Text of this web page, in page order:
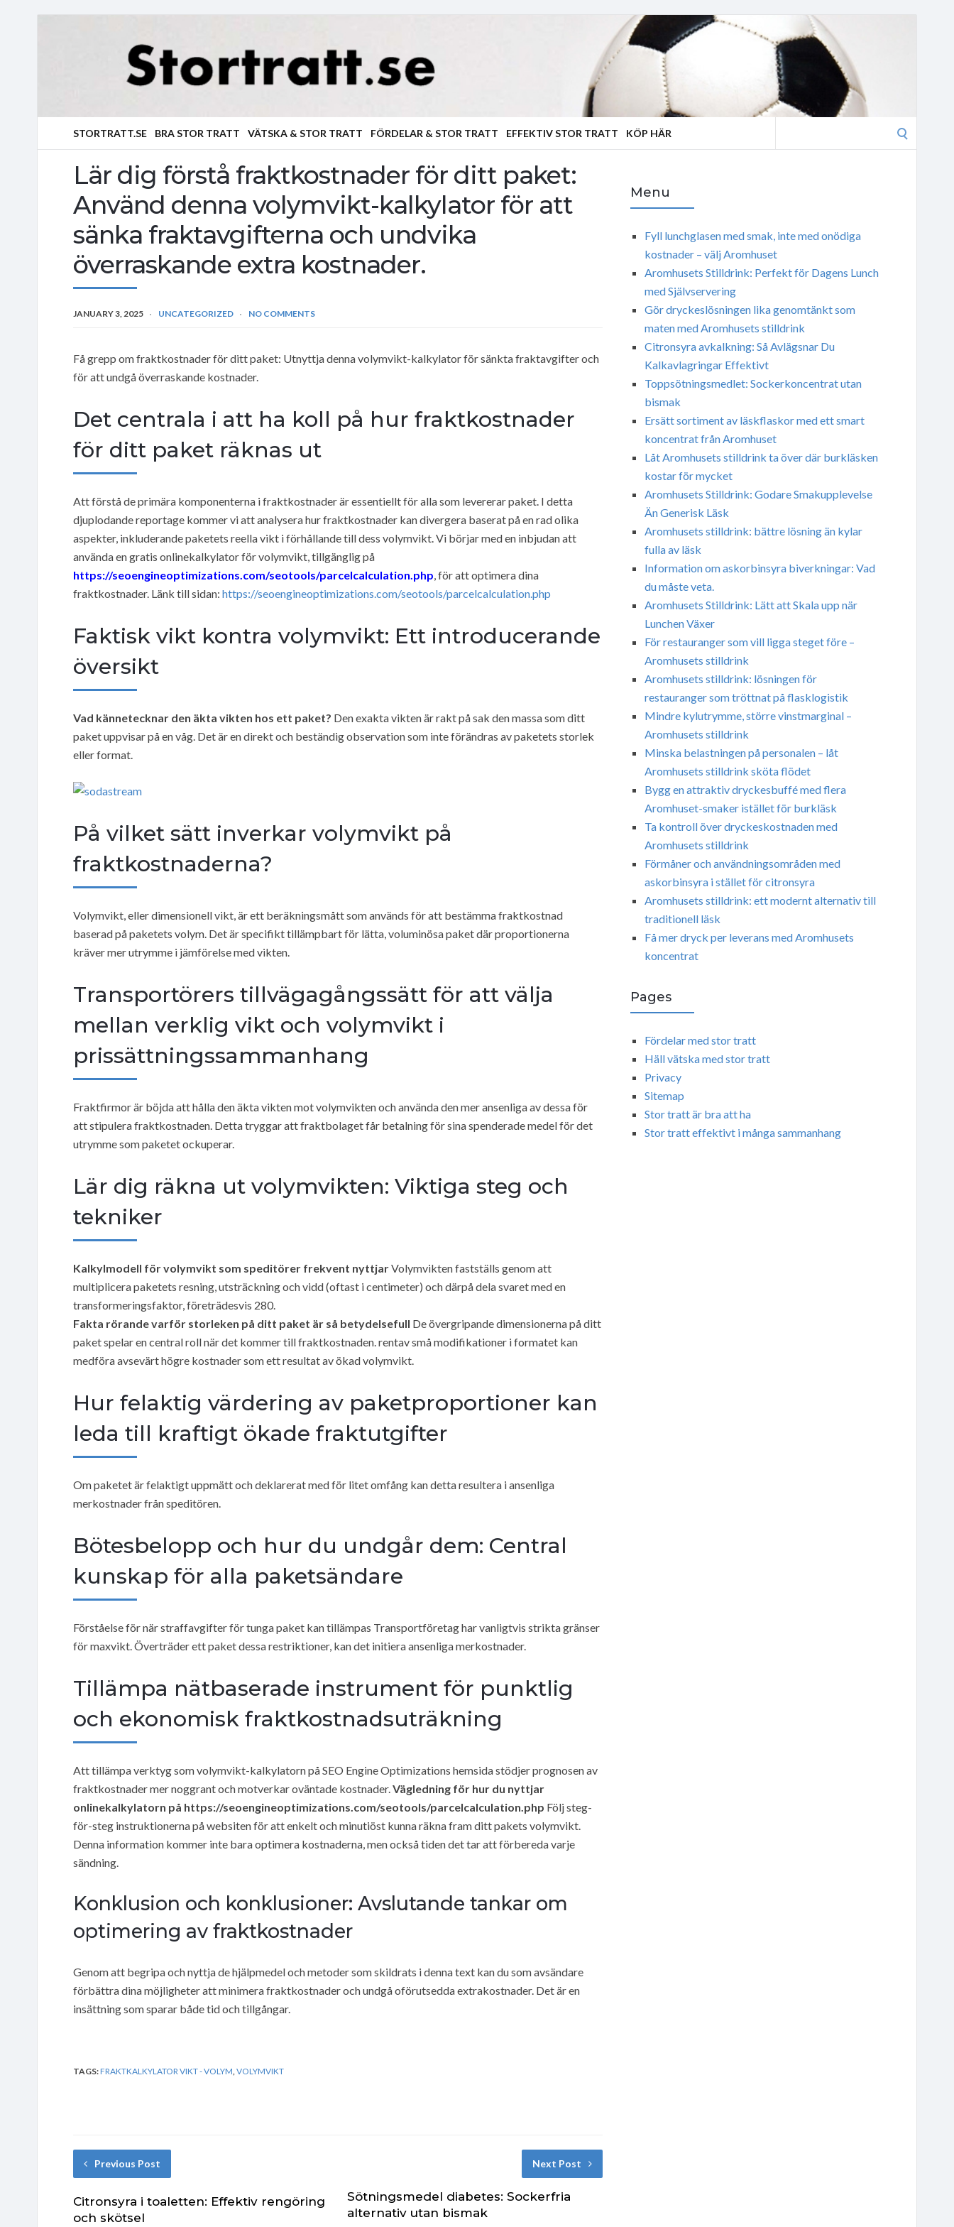
STORTRATT.SE BRA STOR TRATT VÄTSKA & STOR TRATT FÖRDELAR & STOR TRATT EFFEKTIV STOR TRATT KÖP HÄR
Lär dig förstå fraktkostnader för ditt paket:
Använd denna volymvikt-kalkylator för att
sänka fraktavgifterna och undvika
överraskande extra kostnader.
JANUARY 3, 2025 UNCATEGORIZED NO COMMENTS
Få grepp om fraktkostnader för ditt paket: Utnyttja denna volymvikt-kalkylator för sänkta fraktavgifter och
för att undgå överraskande kostnader.
Det centrala i att ha koll på hur fraktkostnader
för ditt paket räknas ut
Att förstå de primära komponenterna i fraktkostnader är essentiellt för alla som levererar paket. I detta
djuplodande reportage kommer vi att analysera hur fraktkostnader kan divergera baserat på en rad olika
aspekter, inkluderande paketets reella vikt i förhållande till dess volymvikt. Vi börjar med en inbjudan att
använda en gratis onlinekalkylator för volymvikt, tillgänglig på
https://seoengineoptimizations.com/seotools/parcelcalculation.php, för att optimera dina
fraktkostnader. Länk till sidan: https://seoengineoptimizations.com/seotools/parcelcalculation.php
Faktisk vikt kontra volymvikt: Ett introducerande
översikt
Vad kännetecknar den äkta vikten hos ett paket? Den exakta vikten är rakt på sak den massa som ditt
paket uppvisar på en våg. Det är en direkt och beständig observation som inte förändras av paketets storlek
eller format.
På vilket sätt inverkar volymvikt på
fraktkostnaderna?
Volymvikt, eller dimensionell vikt, är ett beräkningsmått som används för att bestämma fraktkostnad
baserad på paketets volym. Det är specifikt tillämpbart för lätta, voluminösa paket där proportionerna
kräver mer utrymme i jämförelse med vikten.
Transportörers tillvägagångssätt för att välja
mellan verklig vikt och volymvikt i
prissättningssammanhang
Fraktfirmor är böjda att hålla den äkta vikten mot volymvikten och använda den mer ansenliga av dessa för
att stipulera fraktkostnaden. Detta tryggar att fraktbolaget får betalning för sina spenderade medel för det
utrymme som paketet ockuperar.
Lär dig räkna ut volymvikten: Viktiga steg och
tekniker
Kalkylmodell för volymvikt som speditörer frekvent nyttjarVolymvikten fastställs genom att
multiplicera paketets resning, utsträckning och vidd (oftast i centimeter) och därpå dela svaret med en
transformeringsfaktor, företrädesvis 280.
Fakta rörande varför storleken på ditt paket är så betydelsefull De övergripande dimensionerna på ditt
paket spelar en central roll när det kommer till fraktkostnaden. rentav små modifikationer i formatet kan
medföra avsevärt högre kostnader som ett resultat av ökad volymvikt.
Hur felaktig värdering av paketproportioner kan
leda till kraftigt ökade fraktutgifter
Om paketet är felaktigt uppmätt och deklarerat med för litet omfång kan detta resultera i ansenliga
merkostnader från speditören.
Bötesbelopp och hur du undgår dem: Central
kunskap för alla paketsändare
Förståelse för när straffavgifter för tunga paket kan tillämpas Transportföretag har vanligtvis strikta gränser
för maxvikt. Överträder ett paket dessa restriktioner, kan det initiera ansenliga merkostnader.
Tillämpa nätbaserade instrument för punktlig
och ekonomisk fraktkostnadsuträkning
Att tillämpa verktyg som volymvikt-kalkylatorn på SEO Engine Optimizations hemsida stödjer prognosen av
fraktkostnader mer noggrant och motverkar oväntade kostnader.Vägledning för hur du nyttjar
onlinekalkylatorn på https://seoengineoptimizations.com/seotools/parcelcalculation.php Följ steg-
för-steg instruktionerna på websiten för att enkelt och minutiöst kunna räkna fram ditt pakets volymvikt.
Denna information kommer inte bara optimera kostnaderna, men också tiden det tar att förbereda varje
sändning.
Konklusion och konklusioner: Avslutande tankar om
optimering av fraktkostnader
Genom att begripa och nyttja de hjälpmedel och metoder som skildrats i denna text kan du som avsändare
förbättra dina möjligheter att minimera fraktkostnader och undgå oförutsedda extrakostnader. Det är en
insättning som sparar både tid och tillgångar.
TAGS:FRAKTKALKYLATOR VIKT - VOLYM VOLYMVIKT
Previous Post
Citronsyra i toaletten: Effektiv rengöring
och skötsel
Next Post
Sötningsmedel diabetes: Sockerfria
alternativ utan bismak
Menu
Fyll lunchglasen med smak, inte med onödiga
kostnader – välj Aromhuset
Aromhusets Stilldrink: Perfekt för Dagens Lunch
med Självservering
Gör dryckeslösningen lika genomtänkt som
maten med Aromhusets stilldrink
Citronsyra avkalkning: Så Avlägsnar Du
Kalkavlagringar Effektivt
Toppsötningsmedlet: Sockerkoncentrat utan
bismak
Ersätt sortiment av läskflaskor med ett smart
koncentrat från Aromhuset
Låt Aromhusets stilldrink ta över där burkläsken
kostar för mycket
Aromhusets Stilldrink: Godare Smakupplevelse
Än Generisk Läsk
Aromhusets stilldrink: bättre lösning än kylar
fulla av läsk
Information om askorbinsyra biverkningar: Vad
du måste veta.
Aromhusets Stilldrink: Lätt att Skala upp när
Lunchen Växer
För restauranger som vill ligga steget före –
Aromhusets stilldrink
Aromhusets stilldrink: lösningen för
restauranger som tröttnat på flasklogistik
Mindre kylutrymme, större vinstmarginal –
Aromhusets stilldrink
Minska belastningen på personalen – låt
Aromhusets stilldrink sköta flödet
Bygg en attraktiv dryckesbuffé med flera
Aromhuset-smaker istället för burkläsk
Ta kontroll över dryckeskostnaden med
Aromhusets stilldrink
Förmåner och användningsområden med
askorbinsyra i stället för citronsyra
Aromhusets stilldrink: ett modernt alternativ till
traditionell läsk
Få mer dryck per leverans med Aromhusets
koncentrat
Pages
Fördelar med stor tratt
Häll vätska med stor tratt
Privacy
Sitemap
Stor tratt är bra att ha
Stor tratt effektivt i många sammanhang